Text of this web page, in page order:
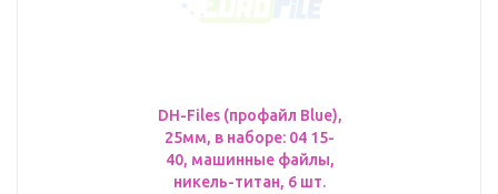
DH-Files (профайл Blue),
25мм, в наборе: 04 15-
40, машинные файлы,
никель-титан, 6 шт.